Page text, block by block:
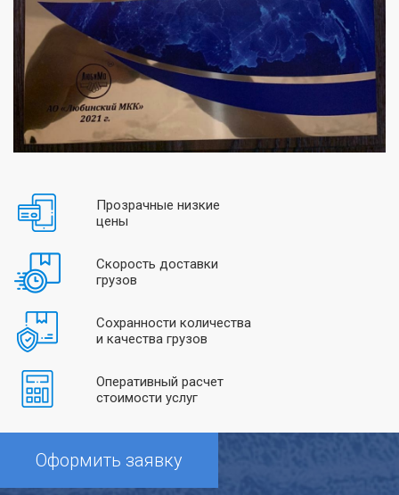
Прозрачные низкие
цены
Скорость доставки
грузов
Сохранности количества
и качества грузов
Оперативный расчет
стоимости услуг
Оформить заявку